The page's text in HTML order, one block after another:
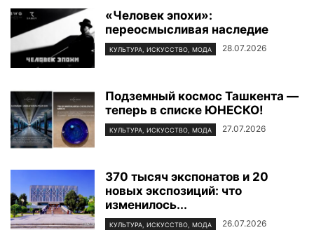
«Человек эпохи»:
переосмысливая наследие
КУЛЬТУРА, ИСКУССТВО, МОДА 28.07.2026
Подземный космос Ташкента —
теперь в списке ЮНЕСКО!
КУЛЬТУРА, ИСКУССТВО, МОДА 27.07.2026
370 тысяч экспонатов и 20
новых экспозиций: что
изменилось...
КУЛЬТУРА, ИСКУССТВО, МОДА 26.07.2026